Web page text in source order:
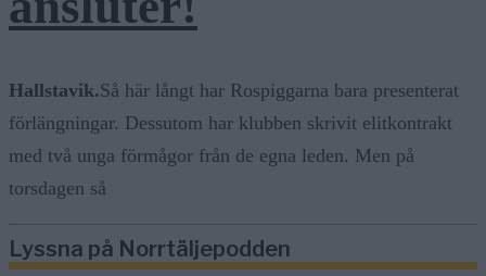
Hallstavik.Så här långt har Rospiggarna bara presenterat
förlängningar. Dessutom har klubben skrivit elitkontrakt
med två unga förmågor från de egna leden. Men på
torsdagen så
Lyssna på Norrtäljepodden